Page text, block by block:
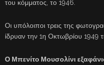
του κόμματος, το 1946.
Οι υπόλοιποι τρεις της
ίδρυαν την 1η Οκτωβρίου 1949
Ο Μπενίτο Μουσολίνι